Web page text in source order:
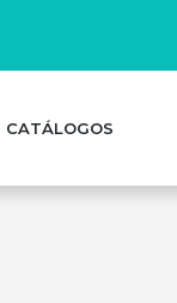
CATÁLOGOS